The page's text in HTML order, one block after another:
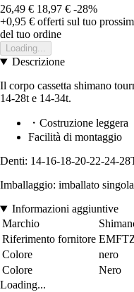
26,49 € 18,97 € -28%
+0,95 € offerti sul tuo
del tuo ordine
Loading...
Descrizione
Il corpo cassetta shimano
14-28t e 14-34t.
・Costruzione leggera
Facilità di montaggio
Denti: 14-16-18-20-22-24-
Imballaggio: imballato
Informazioni aggiuntive
Marchio
Riferimento fornitore
Colore
nero
Colore
Nero
Loading...